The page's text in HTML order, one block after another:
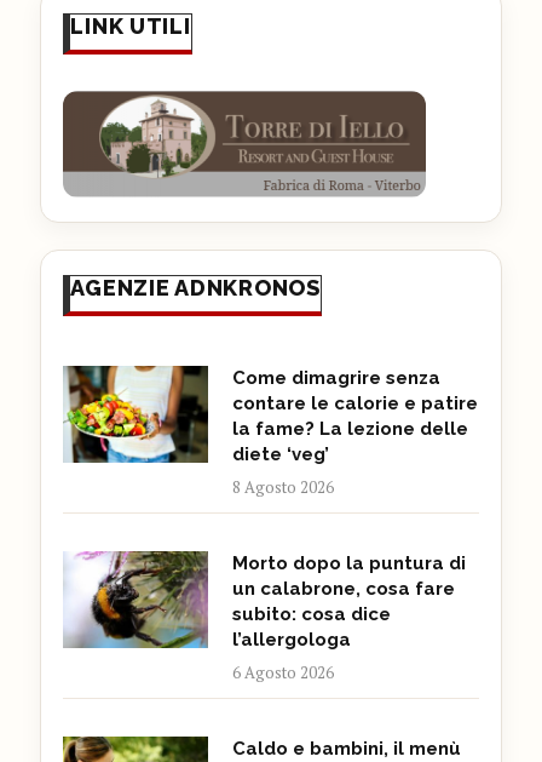
LINK UTILI
AGENZIE ADNKRONOS
Come dimagrire senza
contare le calorie e patire
la fame? La lezione delle
diete ‘veg’
8 Agosto 2026
Morto dopo la puntura di
un calabrone, cosa fare
subito: cosa dice
l’allergologa
6 Agosto 2026
Caldo e bambini, il menù